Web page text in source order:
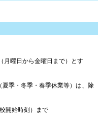
から金曜日まで）とす
季・春季休業等）は、除
開始時刻）まで